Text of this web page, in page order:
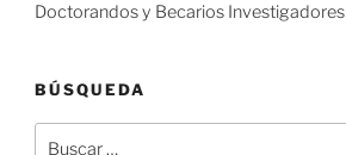
Doctorandos y Becarios Investigadores
BÚSQUEDA